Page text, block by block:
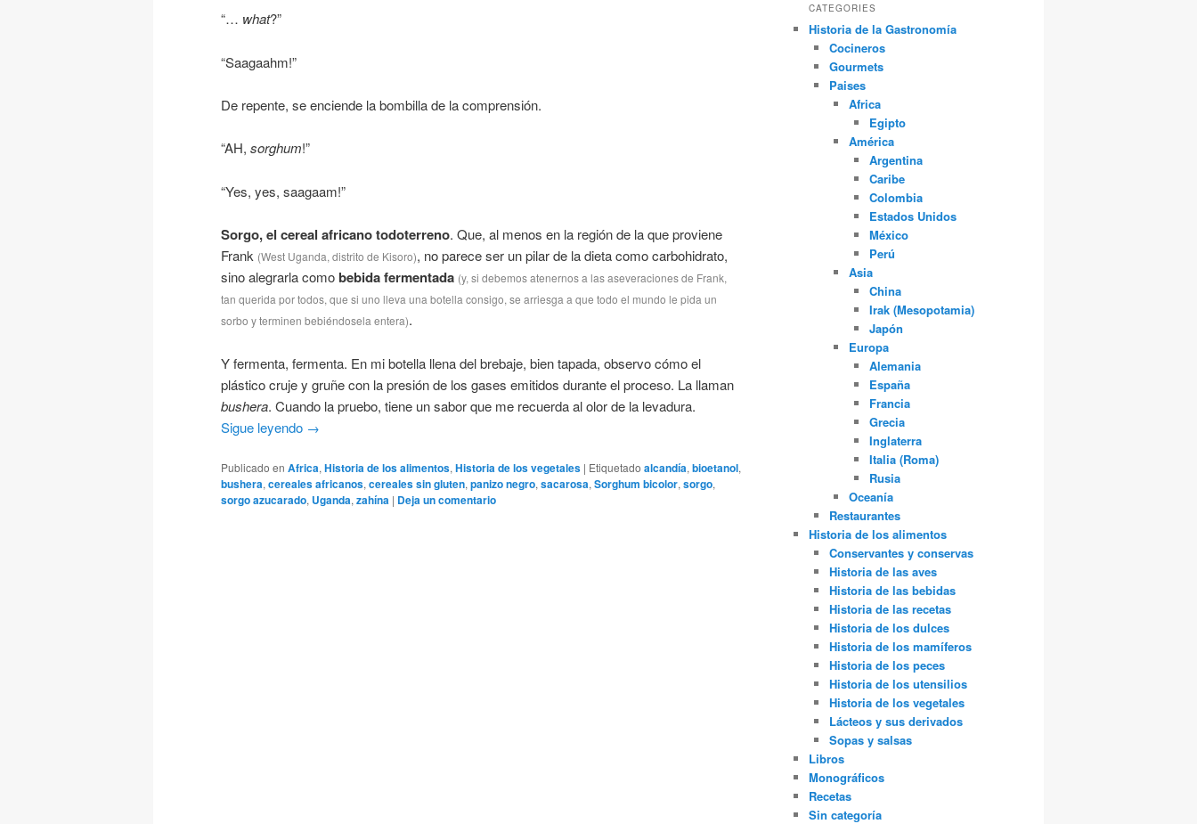
“… what?”
“Saagaahm!”
De repente, se enciende la bombilla de la comprensión.
“AH, sorghum!”
“Yes, yes, saagaam!”
Sorgo, el cereal africano todoterreno. Que, al menos en la región de la que proviene
Frank (West Uganda, distrito de Kisoro), no parece ser un pilar de la dieta como carbohidrato,
sino alegrarla comobebida fermentada (y, si debemos atenernos a las aseveraciones de Frank,
tan querida por todos, que si uno lleva una botella consigo, se arriesga a que todo el mundo le pida un
sorbo y terminen bebiéndosela entera).
Y fermenta, fermenta. En mi botella llena del brebaje, bien tapada, observo cómo el
plástico cruje y gruñe con la presión de los gases emitidos durante el proceso. La llaman
bushera. Cuando la pruebo, tiene un sabor que me recuerda al olor de la levadura.
Sigue leyendo →
Publicado en Africa, Historia de los alimentos, Historia de los vegetales | Etiquetado alcandía, bioetanol,
bushera, cereales africanos, cereales sin gluten, panizo negro, sacarosa, Sorghum bicolor, sorgo,
sorgo azucarado, Uganda, zahína | Deja un comentario
CATEGORIES
Historia de la Gastronomía
Cocineros
Gourmets
Paises
Africa
Egipto
América
Argentina
Caribe
Colombia
Estados Unidos
México
Perú
Asia
China
Irak (Mesopotamia)
Japón
Europa
Alemania
España
Francia
Grecia
Inglaterra
Italia (Roma)
Rusia
Oceanía
Restaurantes
Historia de los alimentos
Conservantes y conservas
Historia de las aves
Historia de las bebidas
Historia de las recetas
Historia de los dulces
Historia de los mamíferos
Historia de los peces
Historia de los utensilios
Historia de los vegetales
Lácteos y sus derivados
Sopas y salsas
Libros
Monográficos
Recetas
Sin categoría